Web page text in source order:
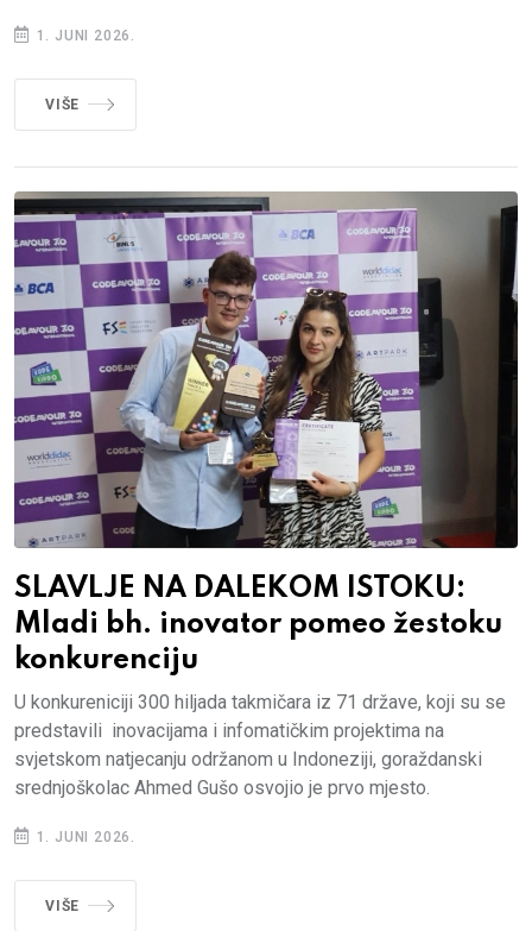
1. JUNI 2026.
VIŠE
SLAVLJE NA DALEKOM ISTOKU:
Mladi bh. inovator pomeo žestoku
konkurenciju
U konkureniciji 300 hiljada takmičara iz 71 države, koji su se
predstavili inovacijama i infomatičkim projektima na
svjetskom natjecanju održanom u Indoneziji, goraždanski
srednjoškolac Ahmed Gušo osvojio je prvo mjesto.
1. JUNI 2026.
VIŠE